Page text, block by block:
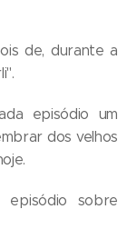
de, durante a
episódio um
dos velhos
sobre